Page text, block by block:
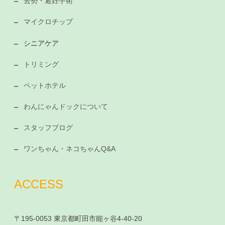
マイクロチップ
シニアケア
トリミング
ペットホテル
わんにゃんドックについて
スタッフブログ
ワンちゃん・ネコちゃんQ&A
ACCESS
〒195-0053 東京都町田市能ヶ谷4-40-20